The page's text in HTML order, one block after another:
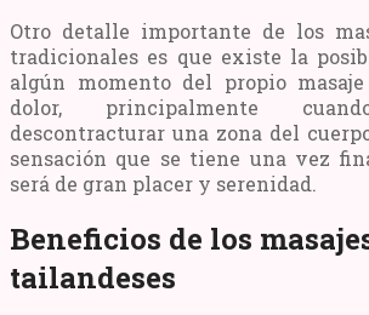
Otro detalle importante de los
tradicionales es que existe la
algún momento del propio
dolor, principalmente
descontracturar una zona del
sensación que se tiene una vez
será de gran placer y serenidad.
Beneficios de los
tailandeses